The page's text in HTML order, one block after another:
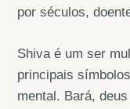
por séculos,
Shiva é um ser
principais
mental. Bará,